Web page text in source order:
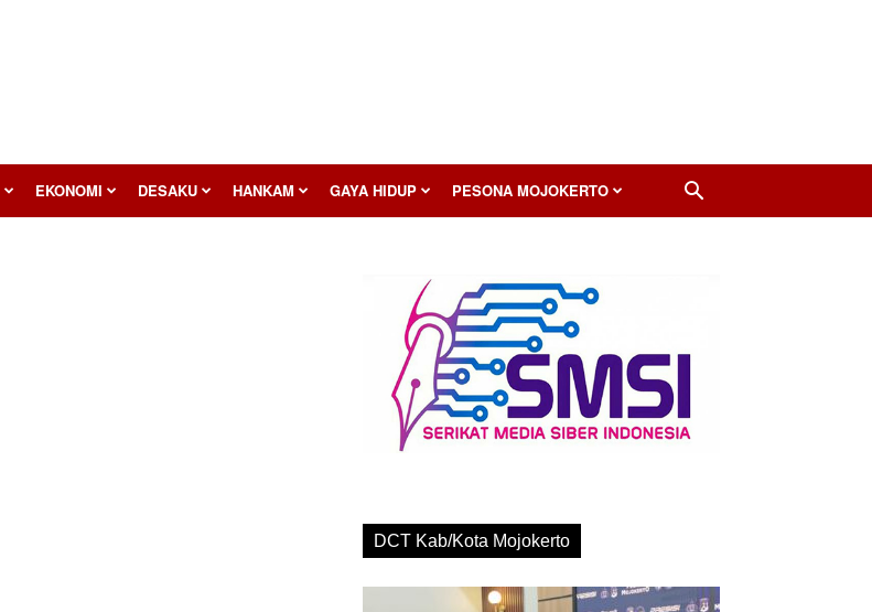
EKONOMI DESAKU HANKAM GAYA HIDUP PESONA MOJOKERTO
DCT Kab/Kota Mojokerto